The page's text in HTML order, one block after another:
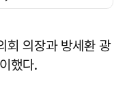
회 의장과 방세환 광
했다.